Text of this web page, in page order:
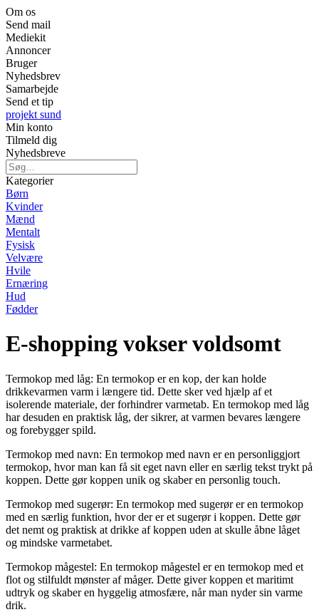
Om os
Send mail
Mediekit
Annoncer
Bruger
Nyhedsbrev
Samarbejde
Send et tip
projekt sund
Min konto
Tilmeld dig
Nyhedsbreve
Kategorier
Børn
Kvinder
Mænd
Mentalt
Fysisk
Velvære
Hvile
Ernæring
Hud
Fødder
E-shopping vokser voldsomt
Termokop med låg: En termokop er en kop, der kan holde
drikkevarmen varm i længere tid. Dette sker ved hjælp af et
isolerende materiale, der forhindrer varmetab. En termokop med låg
har desuden en praktisk låg, der sikrer, at varmen bevares længere
og forebygger spild.
Termokop med navn: En termokop med navn er en personliggjort
termokop, hvor man kan få sit eget navn eller en særlig tekst trykt på
koppen. Dette gør koppen unik og skaber en personlig touch.
Termokop med sugerør: En termokop med sugerør er en termokop
med en særlig funktion, hvor der er et sugerør i koppen. Dette gør
det nemt og praktisk at drikke af koppen uden at skulle åbne låget
og mindske varmetabet.
Termokop mågestel: En termokop mågestel er en termokop med et
flot og stilfuldt mønster af måger. Dette giver koppen et maritimt
udtryk og skaber en hyggelig atmosfære, når man nyder sin varme
drik.